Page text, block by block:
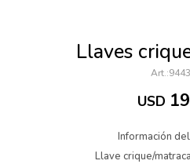
Llaves
USD
Información
Llave crique/